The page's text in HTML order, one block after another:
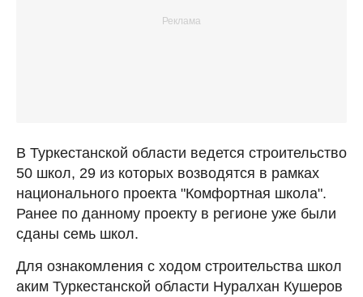
В Туркестанской области ведется строительство
50 школ, 29 из которых возводятся в рамках
национального проекта "Комфортная школа".
Ранее по данному проекту в регионе уже были
сданы семь школ.
Для ознакомления с ходом строительства школ
аким Туркестанской области Нуралхан Кушеров